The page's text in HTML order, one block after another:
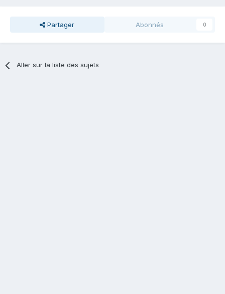
Partager Abonnés 0
Aller sur la liste des sujets